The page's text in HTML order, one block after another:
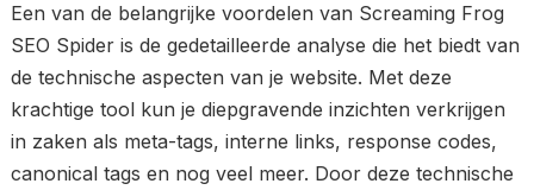
Een van de belangrijke voordelen van Screaming Frog
SEO Spider is de gedetailleerde analyse die het biedt van
de technische aspecten van je website. Met deze
krachtige tool kun je diepgravende inzichten verkrijgen
in zaken als meta-tags, interne links, response codes,
canonical tags en nog veel meer. Door deze technische